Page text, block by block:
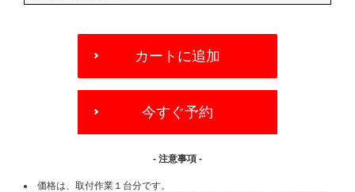
OPTIONS
カートに追加
今すぐ予約
- 注意事項 -
価格は、取付作業１台分です。